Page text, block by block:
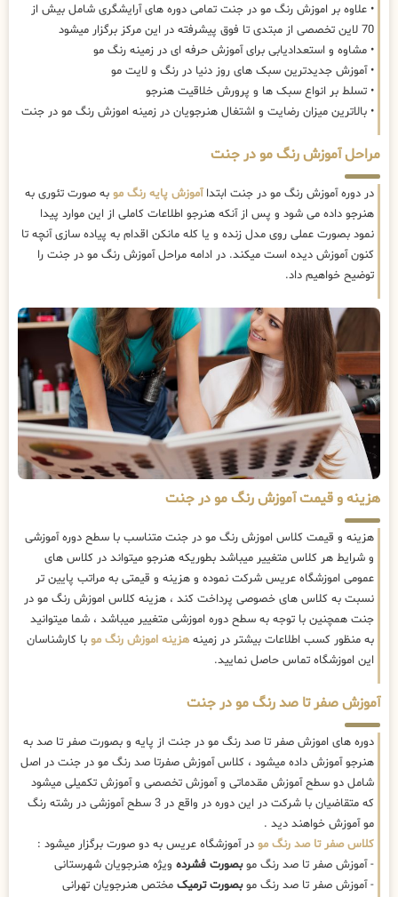
• علاوه بر اموزش رنگ مو در جنت تمامی دوره های آرایشگری شامل بیش از
70 لاین تخصصی از مبتدی تا فوق پیشرفته در این مرکز برگزار میشود
• مشاوه و استعدادیابی برای آموزش حرفه ای در زمینه رنگ مو
• آموزش جدیدترین سبک های روز دنیا در رنگ و لایت مو
• تسلط بر انواع سبک ها و پرورش خلاقیت هنرجو
• بالاترین میزان رضایت و اشتغال هنرجویان در زمینه اموزش رنگ مو در جنت
مراحل آموزش رنگ مو در جنت
در دوره آموزش رنگ مو در جنت ابتداآموزش پایه رنگ مو به صورت تئوری به
هنرجو داده می شود و پس از آنکه هنرجو اطلاعات کاملی از این موارد پیدا
نمود بصورت عملی روی مدل زنده و یا کله مانکن اقدام به پیاده سازی آنچه تا
کنون آموزش دیده است میکند. در ادامه مراحل آموزش رنگ مو در جنت را
توضیح خواهیم داد.
هزینه و قیمت آموزش رنگ مو در جنت
هزینه و قیمت کلاس اموزش رنگ مو در جنت متناسب با سطح دوره آموزشی
و شرایط هر کلاس متغییر میباشد بطوریکه هنرجو میتواند در کلاس های
عمومی اموزشگاه عریس شرکت نموده و هزینه و قیمتی به مراتب پایین تر
نسبت به کلاس های خصوصی پرداخت کند ، هزینه کلاس اموزش رنگ مو در
جنت همچنین با توجه به سطح دوره اموزشی متغییر میباشد ، شما میتوانید
به منظور کسب اطلاعات بیشتر در زمینه هزینه اموزش رنگ مو با کارشناسان
این اموزشگاه تماس حاصل نمایید.
آموزش صفر تا صد رنگ مو در جنت
دوره های اموزش صفر تا صد رنگ مو در جنت از پایه و بصورت صفر تا صد به
هنرجو آموزش داده میشود ، کلاس آموزش صفرتا صد رنگ مو در جنت در اصل
شامل دو سطح آموزش مقدماتی و آموزش تخصصی و آموزش تکمیلی میشود
که متقاضیان با شرکت در این دوره در واقع در 3 سطح آموزشی در رشته رنگ
مو آموزش خواهند دید .
کلاس صفر تا صد رنگ مو در آموزشگاه عریس به دو صورت برگزار میشود :
- آموزش صفر تا صد رنگ موبصورت فشرده ویژه هنرجویان شهرستانی
- آموزش صفر تا صد رنگ موبصورت ترمیک مختص هنرجویان تهرانی